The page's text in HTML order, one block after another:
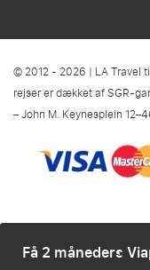
© 2012 - 2026 | LA Travel
rejser er dækket af SGR-
– John M. Keynesplein
Få 2 måneders